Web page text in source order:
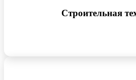
Строительная